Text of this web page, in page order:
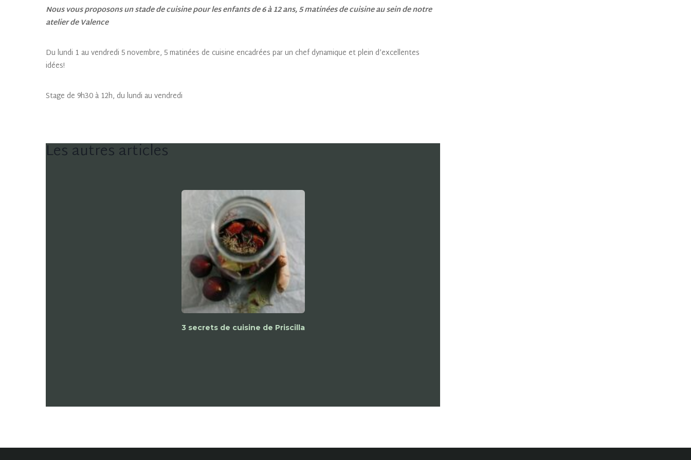
Nous vous proposons un stade de cuisine pour les enfants de 6 à 12 ans, 5 matinées de cuisine au sein de notre
atelier de Valence
Du lundi 1 au vendredi 5 novembre, 5 matinées de cuisine encadrées par un chef dynamique et plein d’excellentes
idées!
Stage de 9h30 à 12h, du lundi au vendredi
Les autres articles
3 secrets de cuisine de Priscilla